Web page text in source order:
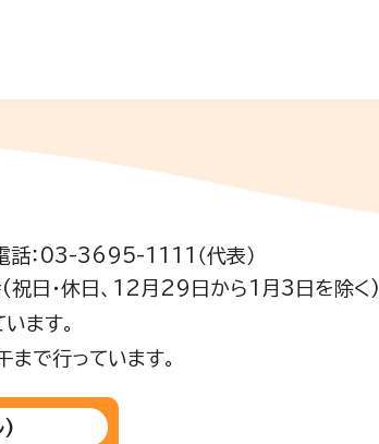
話：03-3695-1111（代表）
日・休日、12月29日から1月3日を除く)
ます。
で行っています。
)